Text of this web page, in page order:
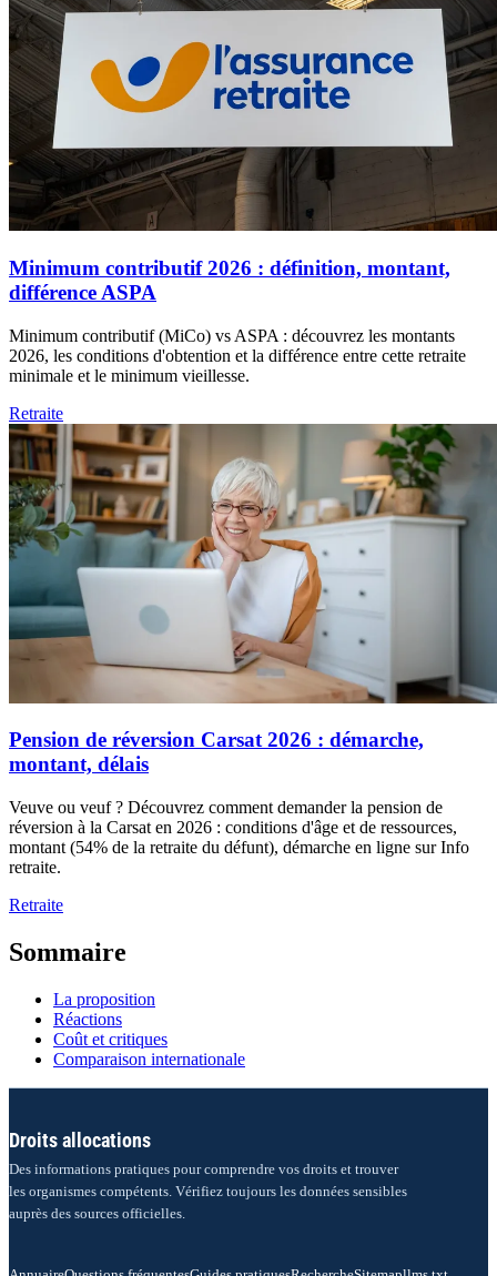
Minimum contributif 2026 : définition, montant,
différence ASPA
Minimum contributif (MiCo) vs ASPA : découvrez les montants
2026, les conditions d'obtention et la différence entre cette retraite
minimale et le minimum vieillesse.
Retraite
Pension de réversion Carsat 2026 : démarche,
montant, délais
Veuve ou veuf ? Découvrez comment demander la pension de
réversion à la Carsat en 2026 : conditions d'âge et de ressources,
montant (54% de la retraite du défunt), démarche en ligne sur Info
retraite.
Retraite
Sommaire
La proposition
Réactions
Coût et critiques
Comparaison internationale
Droits allocations
Des informations pratiques pour comprendre vos droits et trouver
les organismes compétents. Vérifiez toujours les données sensibles
auprès des sources officielles.